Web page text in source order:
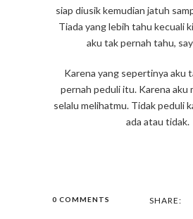
siap diusik kemudian jatuh
Tiada yang lebih tahu kecuali
aku tak pernah tahu,
Karena yang sepertinya aku
pernah peduli itu. Karena aku
selalu melihatmu. Tidak peduli
ada atau tidak.
0 COMMENTS SHARE: